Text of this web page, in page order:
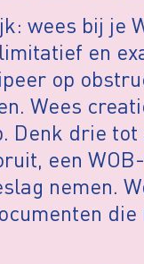
wees bij je
en
op
Wees
Denk drie tot
een
nemen.
die